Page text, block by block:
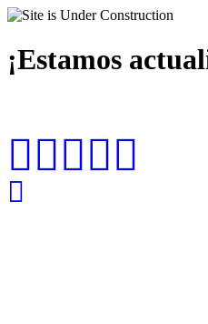
¡Estamos